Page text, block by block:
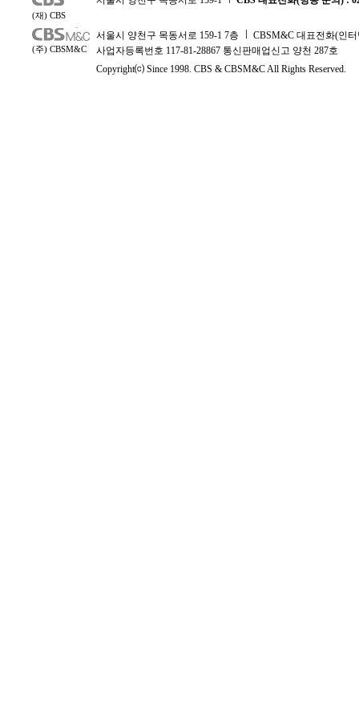
(재) CBS
(주) CBSM&C
서울시 양천구 목동서로 159-1 7층
CBSM&C 대표전화(인터
사업자등록번호 117-81-28867 통신판매업신고 양천 287호
Copyright⒞ Since 1998. CBS & CBSM&C All Rights Reserved.